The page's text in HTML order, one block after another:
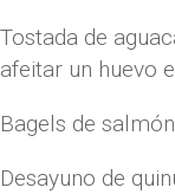
Tostada de
afeitar un huevo
Bagels de
Desayuno de